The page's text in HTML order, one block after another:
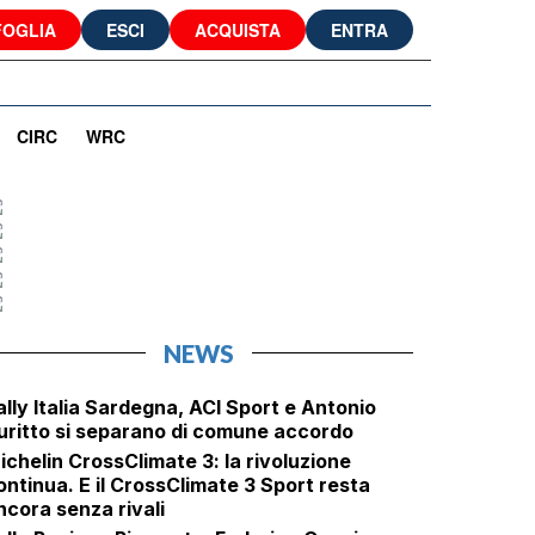
ESCI ACQUISTA ENTRA
CIRC WRC
NEWS
Italia Sardegna, ACI Sport e Antonio
si separano di comune accordo
CrossClimate 3: la rivoluzione
E il CrossClimate 3 Sport resta
senza rivali